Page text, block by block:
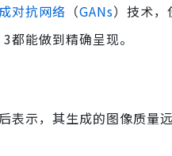
对抗网络 （GANs）技术
能做到精确呈现。
表示，其生成的图像质量